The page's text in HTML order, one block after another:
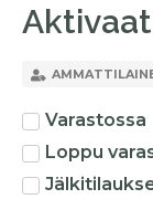
Varastossa
Loppu